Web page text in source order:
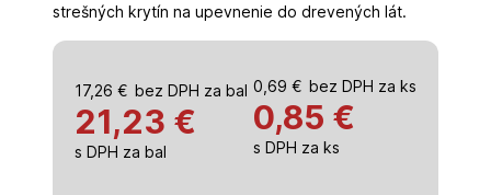
strešných krytín na upevnenie do drevených lát.
17,26 € bez DPH za bal
21,23 €
s DPH za bal
0,69 € bez DPH za ks
0,85 €
s DPH za ks